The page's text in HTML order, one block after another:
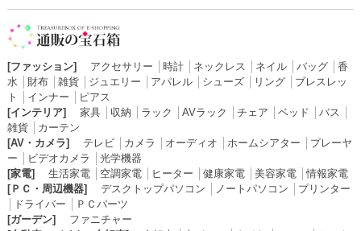
[ファッション] アクセサリー 時計│ ネックレス ネイル│ バッグ│ 香
水
財布│ 雑貨│ ジュエリー アパレル│ シューズ│ リング│ ブレスレッ
ト
インナー
ピアス
[インテリア]
家具│ 収納 ラック AVラック チェア ベッド バス
雑貨│ カーテン
[AV・カメラ]
テレビ│ カメラ オーディオ ホームシアター
プレーヤ
ー
ビデオカメラ
光学機器
[家電]
生活家電│ 空調家電│ ヒーター 健康家電│ 美容家電│情報家電
[ＰＣ・周辺機器]
デスクトップパソコン ノートパソコン
プリンター
ドライバー
ＰＣパーツ
[ガーデン]
ファニチャー